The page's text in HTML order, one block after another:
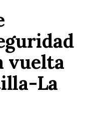
vuelta
La